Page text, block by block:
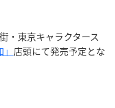
・東京キャラクタース
店頭にて発売予定とな